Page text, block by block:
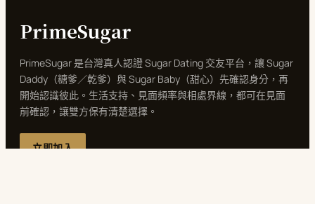
PrimeSugar
PrimeSugar 是台灣真人認證 Sugar Dating 交友平台，讓 Sugar
Daddy（糖爹／乾爹）與 Sugar Baby（甜心）先確認身分，再
開始認識彼此。生活支持、見面頻率與相處界線，都可在見面
前確認，讓雙方保有清楚選擇。
立即加入